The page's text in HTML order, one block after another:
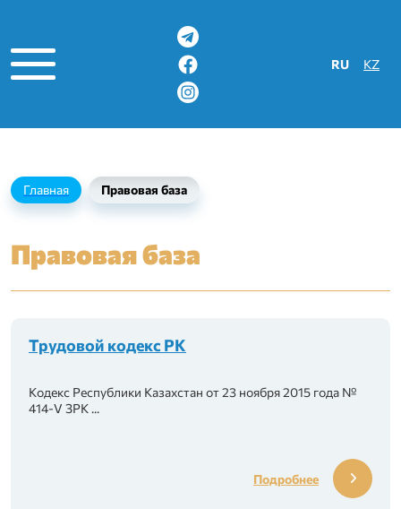
Выберите
RU KZ
Главная Правовая база
Правовая база
Трудовой кодекс РК
Кодекс Республики Казахстан от 23 ноября 2015 года №
414-V ЗРК ...
Подробнее